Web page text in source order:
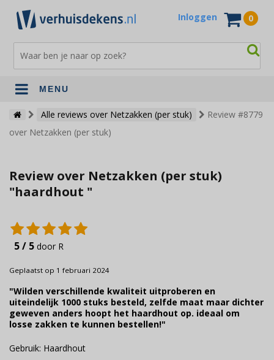
Inloggen 0
MENU
Verhuisdekens
Opslagdekens
Andere verhuismaterialen
Alle reviews over Netzakken (per stuk)
Review #8779
over Netzakken (per stuk)
Review over Netzakken (per stuk)
"haardhout "
5 / 5 door R
Geplaatst op 1 februari 2024
"Wilden verschillende kwaliteit uitproberen en
uiteindelijk 1000 stuks besteld, zelfde maat maar dichter
geweven anders hoopt het haardhout op. ideaal om
losse zakken te kunnen bestellen!"
Gebruik: Haardhout